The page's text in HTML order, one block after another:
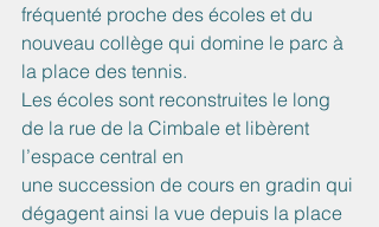
fréquenté proche des écoles et du
nouveau collège qui domine le parc à
la place des tennis.
Les écoles sont reconstruites le long
de la rue de la Cimbale et libèrent
l’espace central en
une succession de cours en gradin qui
dégagent ainsi la vue depuis la place